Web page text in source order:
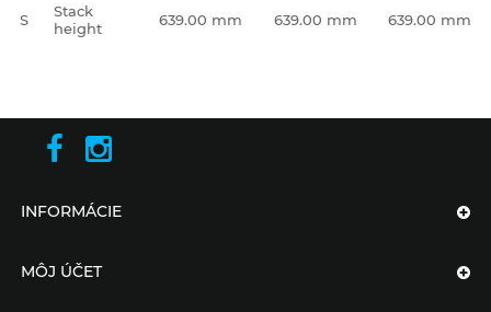
S
Stack
height
639.00 mm 639.00 mm 639.00 mm
INFORMÁCIE
MÔJ ÚČET